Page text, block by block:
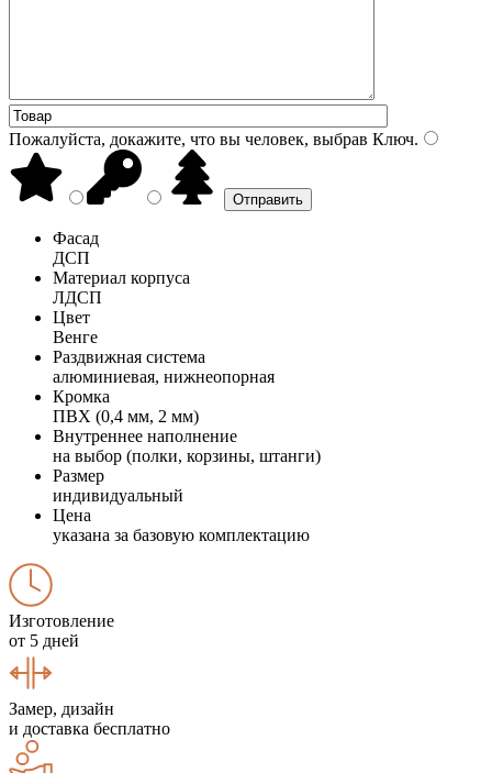
Пожалуйста, докажите, что вы человек, выбрав Ключ.
Фасад
ДСП
Материал корпуса
ЛДСП
Цвет
Венге
Раздвижная система
алюминиевая, нижнеопорная
Кромка
ПВХ (0,4 мм, 2 мм)
Внутреннее наполнение
на выбор (полки, корзины, штанги)
Размер
индивидуальный
Цена
указана за базовую комплектацию
Изготовление
от 5 дней
Замер, дизайн
и доставка бесплатно